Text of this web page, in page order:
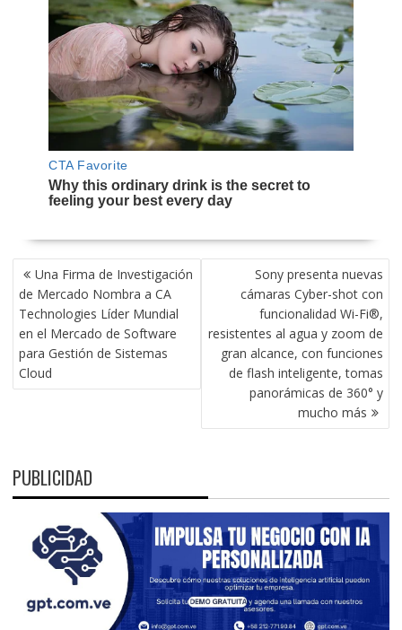
NAVEGACIÓN
DE
ENTRADAS
Una Firma de Investigación
de Mercado Nombra a CA
Technologies Líder Mundial
en el Mercado de Software
para Gestión de Sistemas
Cloud
Sony presenta nuevas
cámaras Cyber-shot con
funcionalidad Wi-Fi®,
resistentes al agua y zoom de
gran alcance, con funciones
de flash inteligente, tomas
panorámicas de 360° y
mucho más
PUBLICIDAD